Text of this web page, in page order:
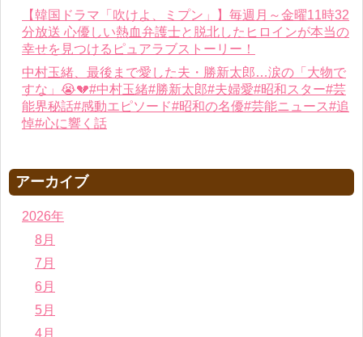
【韓国ドラマ「吹けよ、ミプン」】毎週月～金曜11時32
分放送 心優しい熱血弁護士と脱北したヒロインが本当の
幸せを見つけるピュアラブストーリー！
中村玉緒、最後まで愛した夫・勝新太郎…涙の「大物で
すな」😭💔#中村玉緒#勝新太郎#夫婦愛#昭和スター#芸
能界秘話#感動エピソード#昭和の名優#芸能ニュース#追
悼#心に響く話
アーカイブ
2026年
8月
7月
6月
5月
4月